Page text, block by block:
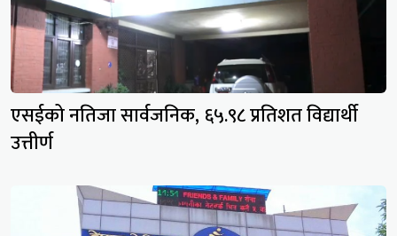
एसईको नतिजा सार्वजनिक, ६५.९८ प्रतिशत विद्यार्थी
उत्तीर्ण